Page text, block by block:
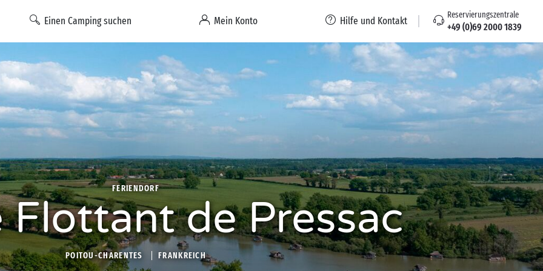
Einen Camping suchen Mein Konto Hilfe und Kontakt Reservierungszentrale
+49 (0)69 2000 1839
FERIENDORF
Flottant de Pressac
POITOU-CHARENTES FRANKREICH